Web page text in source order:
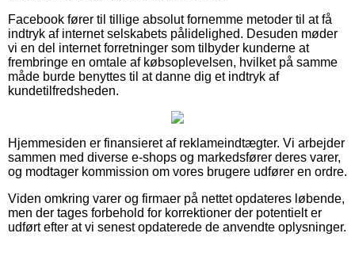
Facebook fører til tillige absolut fornemme metoder til at få
indtryk af internet selskabets pålidelighed. Desuden møder
vi en del internet forretninger som tilbyder kunderne at
frembringe en omtale af købsoplevelsen, hvilket på samme
måde burde benyttes til at danne dig et indtryk af
kundetilfredsheden.
Hjemmesiden er finansieret af reklameindtægter. Vi arbejder
sammen med diverse e-shops og markedsfører deres varer,
og modtager kommission om vores brugere udfører en ordre.
Viden omkring varer og firmaer på nettet opdateres løbende,
men der tages forbehold for korrektioner der potentielt er
udført efter at vi senest opdaterede de anvendte oplysninger.